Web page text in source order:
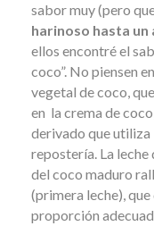
sabor muy (pero
harinoso hasta un
ellos encontré el
coco”. No piensen
vegetal de coco,
en la crema de
derivado que utiliza
repostería. La leche
del coco maduro
(primera leche), que
proporción